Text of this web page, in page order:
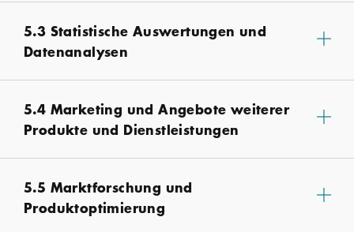
5.3 Statistische Auswertungen und
Datenanalysen
5.4 Marketing und Angebote weiterer
Produkte und Dienstleistungen
5.5 Marktforschung und
Produktoptimierung